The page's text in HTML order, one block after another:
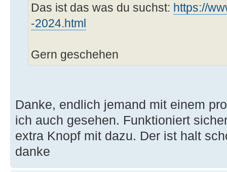
Das ist das was du suchst: https://
-2024.html
Gern geschehen
Danke, endlich jemand mit einem
ich auch gesehen. Funktioniert
extra Knopf mit dazu. Der ist halt
danke